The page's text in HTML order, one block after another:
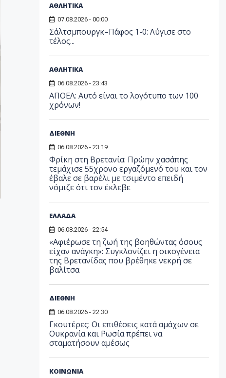
ΑΘΛΗΤΙΚΑ
07.08.2026 - 00:00
Σάλτσμπουργκ–Πάφος 1-0: Λύγισε στο
τέλος...
ΑΘΛΗΤΙΚΑ
06.08.2026 - 23:43
ΑΠΟΕΛ: Αυτό είναι το λογότυπο των 100
χρόνων!
ΔΙΕΘΝΗ
06.08.2026 - 23:19
Φρίκη στη Βρετανία: Πρώην χασάπης
τεμάχισε 55χρονο εργαζόμενό του και τον
έβαλε σε βαρέλι με τσιμέντο επειδή
νόμιζε ότι τον έκλεβε
ΕΛΛΑΔΑ
06.08.2026 - 22:54
«Αφιέρωσε τη ζωή της βοηθώντας όσους
είχαν ανάγκη»: Συγκλονίζει η οικογένεια
της Βρετανίδας που βρέθηκε νεκρή σε
βαλίτσα
ΔΙΕΘΝΗ
06.08.2026 - 22:30
Γκουτέρες: Οι επιθέσεις κατά αμάχων σε
Ουκρανία και Ρωσία πρέπει να
σταματήσουν αμέσως
ΚΟΙΝΩΝΙΑ